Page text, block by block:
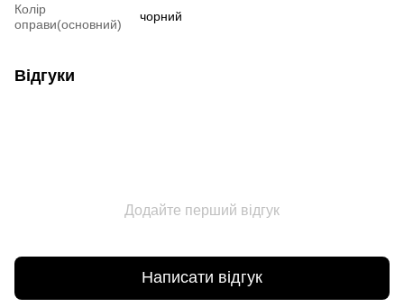
Колір
оправи(основний)
чорний
Відгуки
Додайте перший відгук
Написати відгук